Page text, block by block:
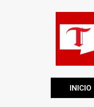
INICIO